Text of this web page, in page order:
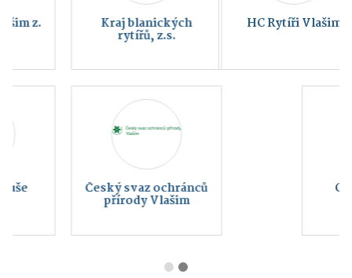
HC Rytíři Vlašim FC SELLIER &
BELLOT VLAŠIM a.s.
Charita Vlašim